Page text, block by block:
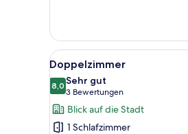
Doppelzimmer
Alle
Fotos
für
Doppelzimmer
anzeigen
6
Doppelzimmer
8,08,0 von 10
Sehr gut
3 Bewertungen
(3
Bewertungen)
Blick auf die Stadt
1 Schlafzimmer